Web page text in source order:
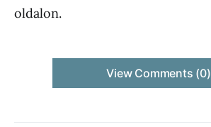
oldalon.
View Comments (0)